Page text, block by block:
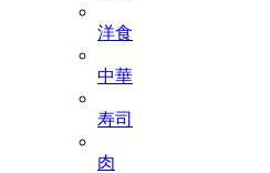
洋食
中華
寿司
肉